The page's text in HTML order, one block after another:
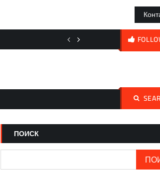
Центральный банк поддерживает
ПОИСК